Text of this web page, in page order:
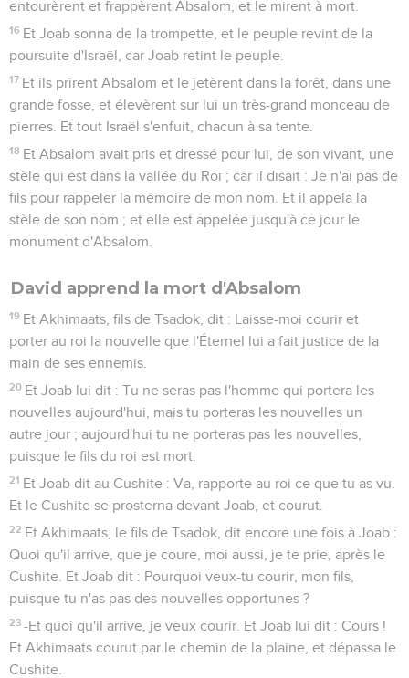
entourèrent et frappèrent Absalom, et le mirent à mort.
16 Et Joab sonna de la trompette, et le peuple revint de la
poursuite d'Israël, car Joab retint le peuple.
17 Et ils prirent Absalom et le jetèrent dans la forêt, dans une
grande fosse, et élevèrent sur lui un très-grand monceau de
pierres. Et tout Israël s'enfuit, chacun à sa tente.
18 Et Absalom avait pris et dressé pour lui, de son vivant, une
stèle qui est dans la vallée du Roi ; car il disait : Je n'ai pas de
fils pour rappeler la mémoire de mon nom. Et il appela la
stèle de son nom ; et elle est appelée jusqu'à ce jour le
monument d'Absalom.
David apprend la mort d'Absalom
19 Et Akhimaats, fils de Tsadok, dit : Laisse-moi courir et
porter au roi la nouvelle que l'Éternel lui a fait justice de la
main de ses ennemis.
20 Et Joab lui dit : Tu ne seras pas l'homme qui portera les
nouvelles aujourd'hui, mais tu porteras les nouvelles un
autre jour ; aujourd'hui tu ne porteras pas les nouvelles,
puisque le fils du roi est mort.
21 Et Joab dit au Cushite : Va, rapporte au roi ce que tu as vu.
Et le Cushite se prosterna devant Joab, et courut.
22 Et Akhimaats, le fils de Tsadok, dit encore une fois à Joab :
Quoi qu'il arrive, que je coure, moi aussi, je te prie, après le
Cushite. Et Joab dit : Pourquoi veux-tu courir, mon fils,
puisque tu n'as pas des nouvelles opportunes ?
23 -Et quoi qu'il arrive, je veux courir. Et Joab lui dit : Cours !
Et Akhimaats courut par le chemin de la plaine, et dépassa le
Cushite.